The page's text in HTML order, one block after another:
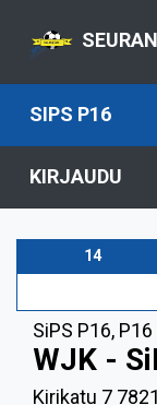
SIPS P16
KIRJAUDU
14
SiPS P16,
WJK -
Kirikatu 7